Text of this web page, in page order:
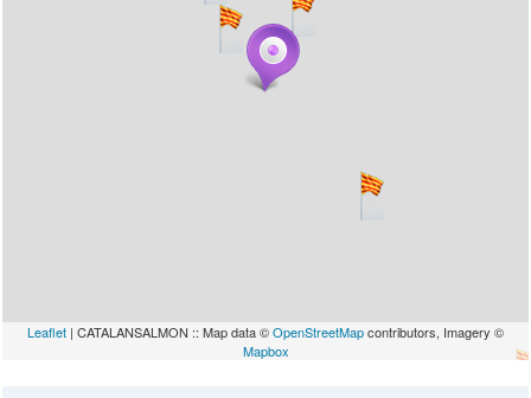
Leaflet | CATALANSALMON :: Map data ©OpenStreetMapcontributors, Imagery ©
Mapbox